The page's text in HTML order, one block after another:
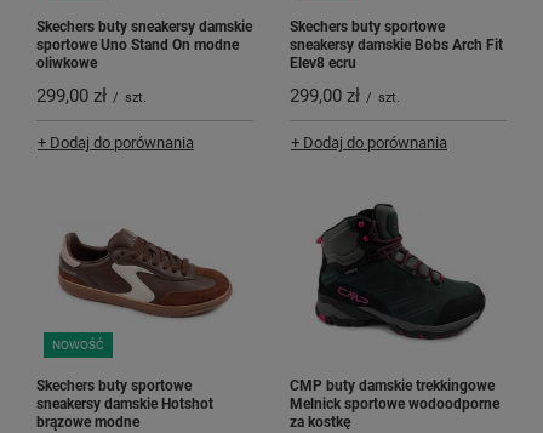
Skechers buty sneakersy damskie
sportowe Uno Stand On modne
oliwkowe
299,00 zł / szt.
+ Dodaj do porównania
Skechers buty sportowe
sneakersy damskie Bobs Arch Fit
Elev8 ecru
299,00 zł / szt.
+ Dodaj do porównania
NOWOŚĆ
Skechers buty sportowe
sneakersy damskie Hotshot
brązowe modne
CMP buty damskie trekkingowe
Melnick sportowe wodoodporne
za kostkę